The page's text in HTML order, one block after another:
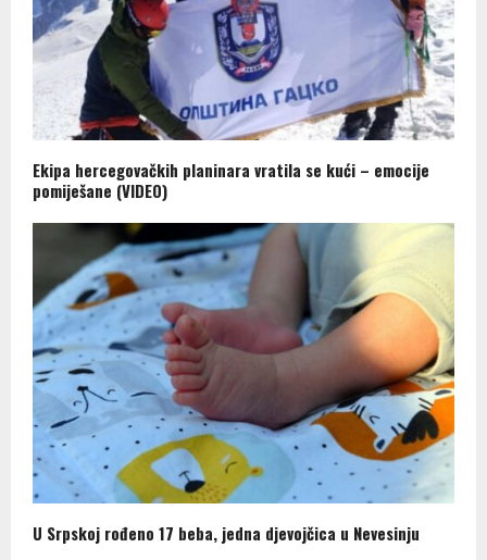
Ekipa hercegovačkih planinara vratila se kući – emocije
pomiješane (VIDEO)
U Srpskoj rođeno 17 beba, jedna djevojčica u Nevesinju